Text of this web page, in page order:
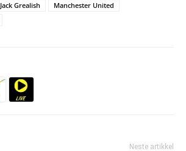
Jack Grealish
Manchester United
Neste artikkel